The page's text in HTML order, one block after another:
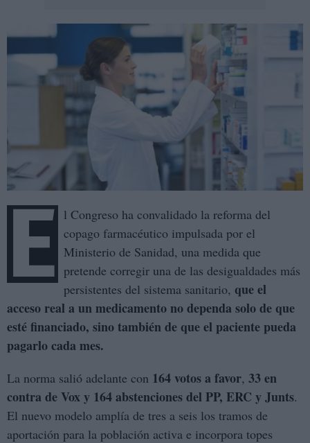
E l Congreso ha convalidado la reforma del
copago farmacéutico impulsada por el
Ministerio de Sanidad, una medida que
pretende corregir una de las desigualdades más
persistentes del sistema sanitario, que el
acceso real a un medicamento no dependa solo de que
esté financiado, sino también de que el paciente pueda
pagarlo cada mes.
La norma salió adelante con 164 votos a favor, 33 en
contra de Vox y 164 abstenciones del PP, ERC y Junts.
El nuevo modelo amplía de tres a seis los tramos de
aportación para la población activa e incorpora topes